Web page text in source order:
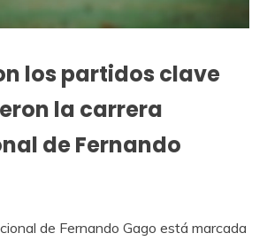
los partidos clave
la carrera
de Fernando
de Fernando Gago está marcada